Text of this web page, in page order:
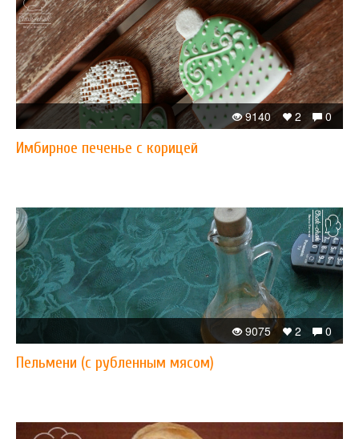
0
2
9140
Имбирное печенье с корицей
0
2
9075
Пельмени (с рубленным мясом)